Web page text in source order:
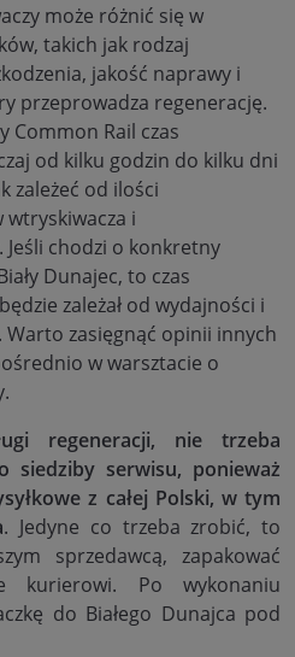
może różnić się w
takich jak rodzaj
jakość naprawy i
przeprowadza regenerację.
Common Rail czas
od kilku godzin do kilku dni
zależeć od ilości
i
chodzi o konkretny
Dunajec, to czas
zależał od wydajności i
Warto zasięgnąć opinii innych
w warsztacie o
regeneracji, nie trzeba
siedziby serwisu, ponieważ
z całej Polski, w tym
. Jedyne co trzeba zrobić, to
sprzedawcą, zapakować
kurierowi. Po wykonaniu
do Białego Dunajca pod